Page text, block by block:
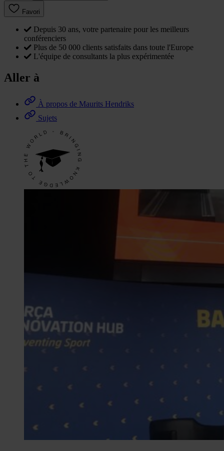
Favori
Depuis 30 ans, votre partenaire pour les meilleurs
conférenciers
Plus de 50 000 clients satisfaits dans toute l'Europe
L'équipe de consultants la plus expérimentée
Aller à
À propos de Maurits Hendriks
Sujets